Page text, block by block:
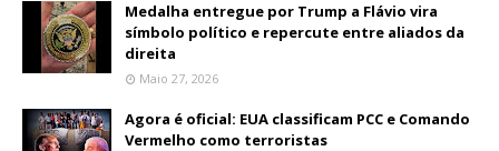
Medalha entregue por Trump a Flávio vira
símbolo político e repercute entre aliados da
direita
Maio 27, 2026
Agora é oficial: EUA classificam PCC e Comando
Vermelho como terroristas